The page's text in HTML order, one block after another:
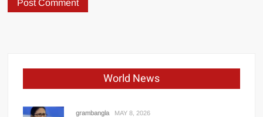
World News
grambangla MAY 8, 2026